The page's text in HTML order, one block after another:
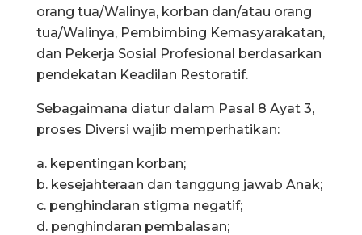
orang tua/Walinya, korban dan/atau orang
tua/Walinya, Pembimbing Kemasyarakatan,
dan Pekerja Sosial Profesional berdasarkan
pendekatan Keadilan Restoratif.
Sebagaimana diatur dalam Pasal 8 Ayat 3,
proses Diversi wajib memperhatikan:
a. kepentingan korban;
b. kesejahteraan dan tanggung jawab Anak;
c. penghindaran stigma negatif;
d. penghindaran pembalasan;